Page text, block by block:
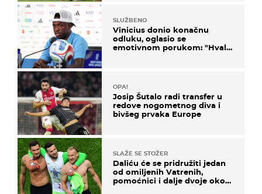
SLUŽBENO
Vinicius donio konačnu
odluku, oglasio se
emotivnom porukom: "Hvala
OPA!
Josip Šutalo radi transfer u
redove nogometnog diva i
bivšeg prvaka Europe
SLAŽE SE STOŽER
Daliću će se pridružiti jedan
od omiljenih Vatrenih,
pomoćnici i dalje dvoje oko